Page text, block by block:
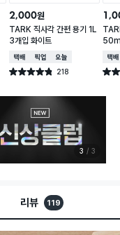
2,000원
TARK 직사각 간편 용기 1L
3개입 화이트
택배배송매장픽업오늘배송
별점 4.8점 218
건 작성
택배
별점
3 3
리뷰 119